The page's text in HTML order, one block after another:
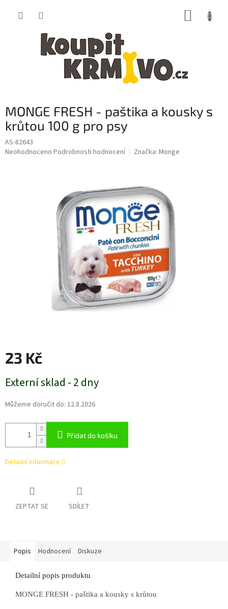
MONGE FRESH - paštika a kousky s
krůtou 100 g pro psy
AS-82643
Průměrné
Neohodnoceno Podrobnosti hodnocení Značka: Monge
23 Kč
cena:
Externí sklad - 2 dny
Můžeme doručit do: 12.8.2026
Přidat do košíku
Detailní informace
ZEPTAT SE SDÍLET
Popis Hodnocení Diskuze
Detailní popis produktu
MONGE FRESH - paštika a kousky s krůtou